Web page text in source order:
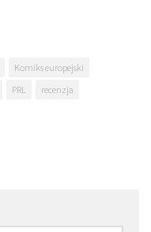
Komiks europejski
PRL
recenzja